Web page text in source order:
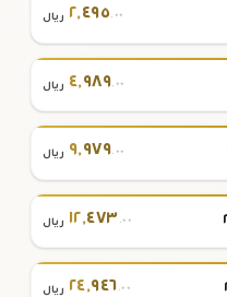
٢,٤٩٥.٠٠ ريال
٤,٩٨٩.٠٠ ريال
٩,٩٧٩.٠٠ ريال
١٢,٤٧٣.٠٠ ريال
٢٤,٩٤٦.٠٠ ريال